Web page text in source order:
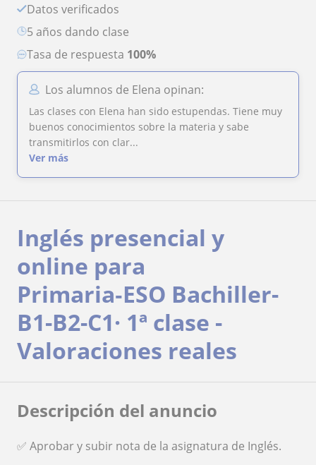
Datos verificados
5 años dando clase
Tasa de respuesta 100%
Los alumnos de Elena opinan:
Las clases con Elena han sido estupendas. Tiene muy
buenos conocimientos sobre la materia y sabe
transmitirlos con clar...
Ver más
Inglés presencial y
online para
Primaria‑ESO Bachiller-
B1-B2-C1· 1ª clase -
Valoraciones reales
Descripción del anuncio
✅ Aprobar y subir nota de la asignatura de Inglés.